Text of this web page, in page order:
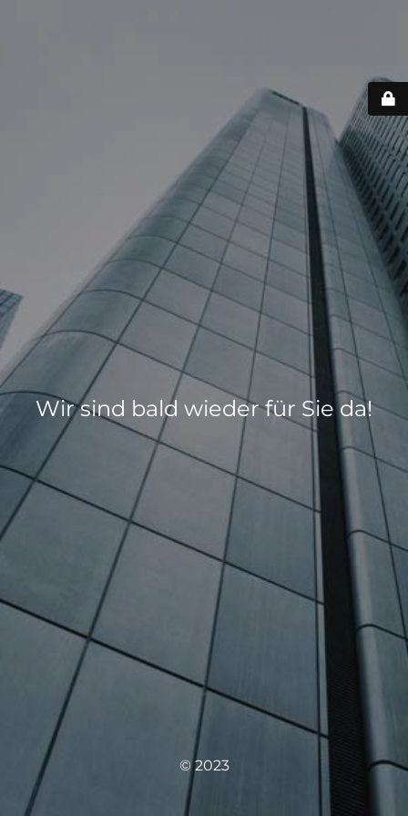
Wir sind bald wieder für Sie da!
© 2023